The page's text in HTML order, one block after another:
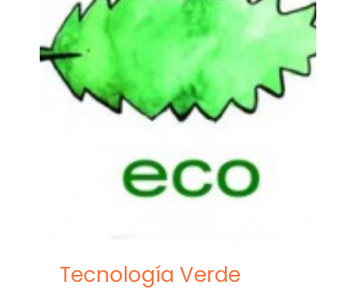
Tecnología Verde